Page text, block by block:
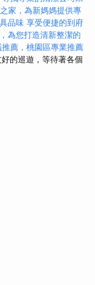
家，為新媽媽提供專
品味 享受便捷的到府
為您打造清新整潔的
薦，桃園區專業推薦
的巡遊，等待著各個